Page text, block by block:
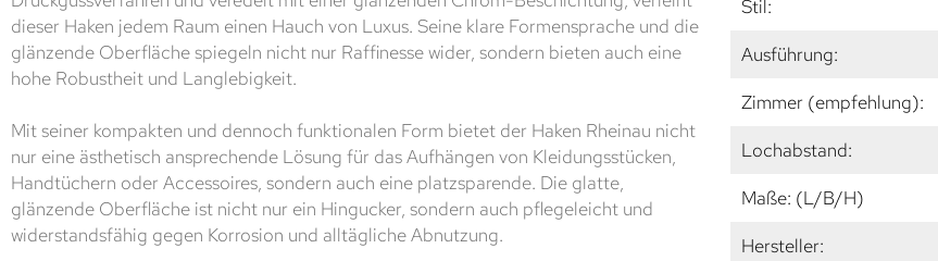
dieser Haken jedem Raum einen Hauch von Luxus. Seine klare Formensprache und die
glänzende Oberfläche spiegeln nicht nur Raffinesse wider, sondern bieten auch eine
hohe Robustheit und Langlebigkeit.
Mit seiner kompakten und dennoch funktionalen Form bietet der Haken Rheinau nicht
nur eine ästhetisch ansprechende Lösung für das Aufhängen von Kleidungsstücken,
Handtüchern oder Accessoires, sondern auch eine platzsparende. Die glatte,
glänzende Oberfläche ist nicht nur ein Hingucker, sondern auch pflegeleicht und
widerstandsfähig gegen Korrosion und alltägliche Abnutzung.
Stil:
Ausführung:
Zimmer (empfehlung):
Lochabstand:
Maße: (L/B/H)
Hersteller: